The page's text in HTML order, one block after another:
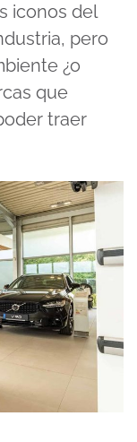
iconos del
pero
¿o
que
traer